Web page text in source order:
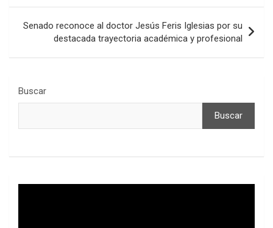
entradas
Senado reconoce al doctor Jesús Feris Iglesias por su
destacada trayectoria académica y profesional
Buscar
Buscar